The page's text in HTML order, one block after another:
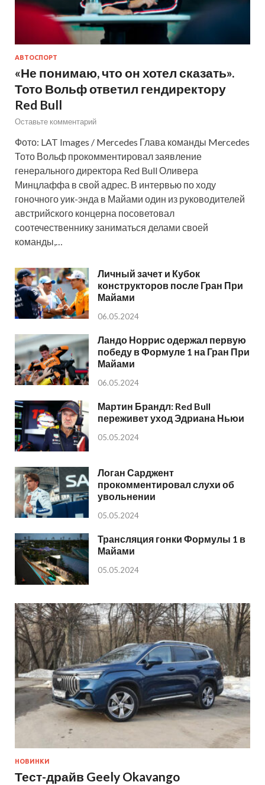
АВТОСПОРТ
«Не понимаю, что он хотел сказать».
Тото Вольф ответил гендиректору
Red Bull
Оставьте комментарий
Фото: LAT Images / Mercedes Глава команды Mercedes
Тото Вольф прокомментировал заявление
генерального директора Red Bull Оливера
Минцлаффа в свой адрес. В интервью по ходу
гоночного уик-энда в Майами один из руководителей
австрийского концерна посоветовал
соотечественнику заниматься делами своей
команды,…
Личный зачет и Кубок
конструкторов после Гран При
Майами
06.05.2024
Ландо Норрис одержал первую
победу в Формуле 1 на Гран При
Майами
06.05.2024
Мартин Брандл: Red Bull
переживет уход Эдриана Ньюи
05.05.2024
Логан Сарджент
прокомментировал слухи об
увольнении
05.05.2024
Трансляция гонки Формулы 1 в
Майами
05.05.2024
НОВИНКИ
Тест-драйв Geely Okavango